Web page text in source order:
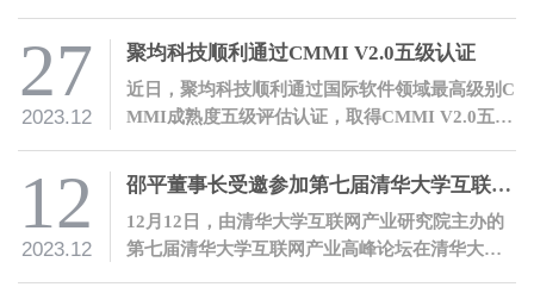
赁有限公司荣获“年度繁星奖”。
27
2023.12
聚均科技顺利通过CMMI V2.0五级认证
近日，聚均科技顺利通过国际软件领域最高级别C
MMI成熟度五级评估认证，取得CMMI V2.0五级
12
2023.12
邵平董事长受邀参加第七届清华大学互联网产业高峰论坛并发表主题演讲
12月12日，由清华大学互联网产业研究院主办的
第七届清华大学互联网产业高峰论坛在清华大学